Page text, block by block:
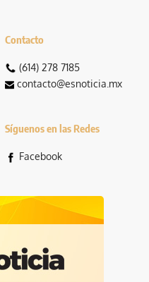
Contacto
(614) 278 7185
contacto@esnoticia.mx
Síguenos en las Redes
Facebook